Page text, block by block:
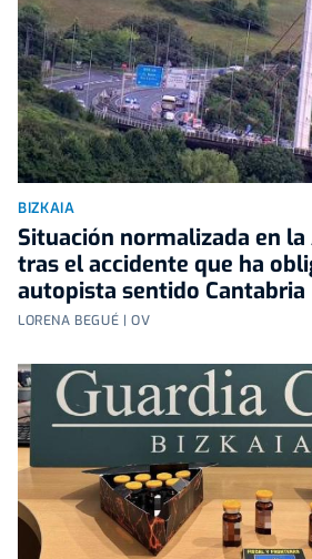
BIZKAIA
Situación normalizada en
tras el accidente que ha
autopista sentido Cantabria
LORENA BEGUÉ | OV